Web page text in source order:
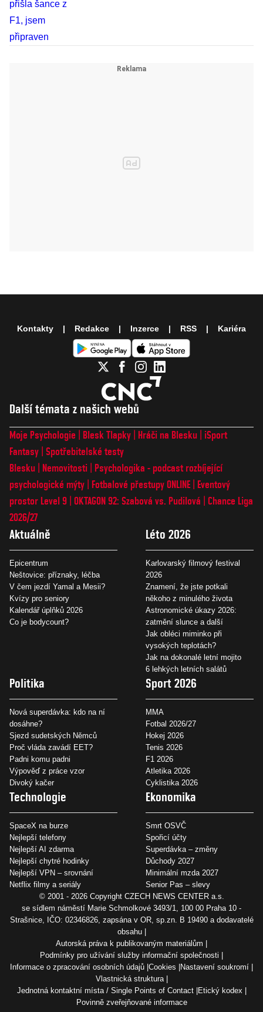
Další témata z našich webů
Moje Psychologie Blesk Tlapky Hráči na Blesku
iSport
Fantasy Spotřebitelské testy
Blesku
Nemovitosti
Psychologika - podcast rozbíjející
psychologické mýty
Fotbalové přestupy ONLINE
Eventový
prostor Level 9 OKTAGON 92: Szabová vs. Pudilová
Chance Liga
2026/27
Aktuálně
Epicentrum
Neštovice: příznaky, léčba
V čem jezdí Yamal a Mesii?
Kvízy pro seniory
Kalendář úplňků 2026
Co je bodycount?
Léto 2026
Karlovarský filmový festival
2026
Znamení, že jste potkali
někoho z minulého života
Astronomické úkazy 2026:
zatmění slunce a další
Jak obléci miminko při
vysokých teplotách?
Jak na dokonalé letní mojito
6 lehkých letních salátů
Politika
Nová superdávka: kdo na ní
dosáhne?
Sjezd sudetských Němců
Proč vláda zavádí EET?
Padni komu padni
Výpověď z práce vzor
Divoký kačer
Sport 2026
MMA
Fotbal 2026/27
Hokej 2026
Tenis 2026
F1 2026
Atletika 2026
Cyklistika 2026
Technologie
SpaceX na burze
Nejlepší telefony
Nejlepší AI zdarma
Nejlepší chytré hodinky
Nejlepší VPN – srovnání
Netflix filmy a seriály
Ekonomika
Smrt OSVČ
Spořicí účty
Superdávka – změny
Důchody 2027
Minimální mzda 2027
Senior Pas – slevy
Kontakty Redakce Inzerce RSS Kariéra
© 2001 - 2026 Copyright CZECH NEWS CENTER a.s.
se sídlem náměstí Marie Schmolkové 3493/1, 100 00 Praha 10 -
Strašnice, IČO: 02346826, zapsána v OR, sp.zn. B 19490 a dodavatelé
obsahu
Autorská práva k publikovaným materiálům
Podmínky pro užívání služby informační společnosti
Informace o zpracování osobních údajů Cookies Nastavení soukromí
Vlastnická struktura
Jednotná kontaktní místa / Single Points of Contact Etický kodex
Povinně zveřejňované informace